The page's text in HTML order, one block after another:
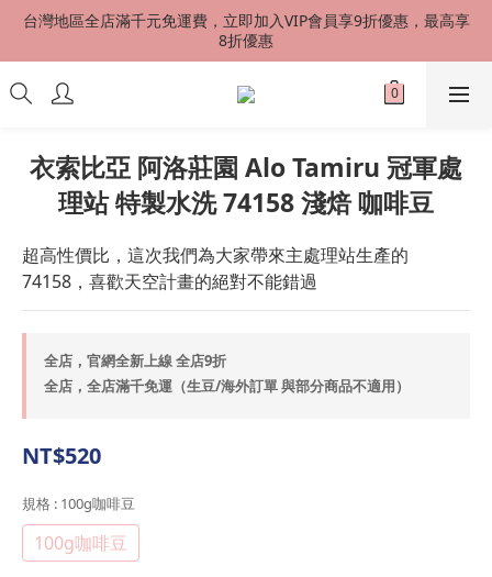
台灣地區全店滿千元免運費，立即加入VIP會員享9折優惠，最高享
8折優惠
台灣地區全店滿千元免運費，立即加入VIP會員享9折優惠，最高享
8折優惠
港澳星馬 SF EXPRESS 快速到貨 中國地區順丰配送（運費到付）
新會員首購加贈50元購物金
台灣地區全店滿千元免運費，立即加入VIP會員享9折優惠，最高享
衣索比亞 阿洛莊園 Alo Tamiru 冠軍處
理站 特製水洗 74158 淺焙 咖啡豆
超高性價比，這次我們為大家帶來主處理站生產的
74158，喜歡天空計畫的絕對不能錯過
全店，官網全新上線 全店9折
全店，全店滿千免運（生豆/海外訂單 與部分商品不適用）
NT$520
規格 : 100g咖啡豆
100g咖啡豆